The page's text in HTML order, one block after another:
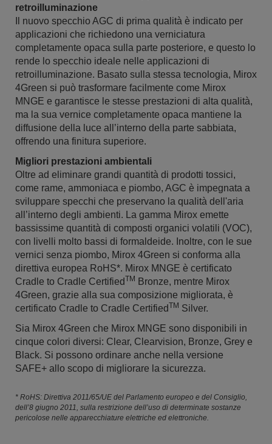
retroilluminazione
Il nuovo specchio AGC di prima qualità è indicato per
applicazioni che richiedono una verniciatura
completamente opaca sulla parte posteriore, e questo lo
rende lo specchio ideale nelle applicazioni di
retroilluminazione. Basato sulla stessa tecnologia, Mirox
4Green si può trasformare facilmente come Mirox
MNGE e garantisce le stesse prestazioni di alta qualità,
ma la sua vernice completamente opaca mantiene la
diffusione della luce all’interno della parte sabbiata,
offrendo una finitura superiore.
Migliori prestazioni ambientali
Oltre ad eliminare grandi quantità di prodotti tossici,
come rame, ammoniaca e piombo, AGC è impegnata a
sviluppare specchi che preservano la qualità dell'aria
all’interno degli ambienti. La gamma Mirox emette
bassissime quantità di composti organici volatili (VOC),
con livelli molto bassi di formaldeide. Inoltre, con le sue
vernici senza piombo, Mirox 4Green si conforma alla
direttiva europea RoHS*. Mirox MNGE è certificato
Cradle to Cradle CertifiedTM
Bronze, mentre Mirox
4Green, grazie alla sua composizione migliorata, è
certificato Cradle to Cradle CertifiedTM Silver.
Sia Mirox 4Green che Mirox MNGE sono disponibili in
cinque colori diversi: Clear, Clearvision, Bronze, Grey e
Black. Si possono ordinare anche nella versione
SAFE+ allo scopo di migliorare la sicurezza.
* RoHS: Direttiva 2011/65/UE del Parlamento europeo e del Consiglio,
dell’8 giugno 2011, sulla restrizione dell’uso di determinate sostanze
pericolose nelle apparecchiature elettriche ed elettroniche.